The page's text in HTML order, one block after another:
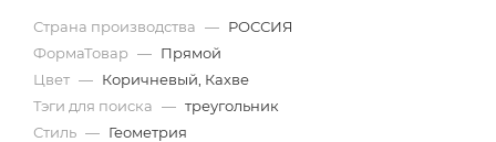
Страна производства — РОССИЯ
ФормаТовар — Прямой
Цвет — Коричневый, Кахве
Тэги для поиска — треугольник
Стиль — Геометрия